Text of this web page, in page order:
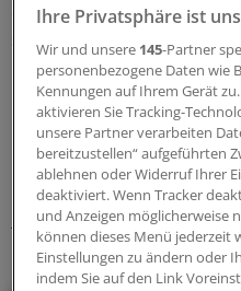
dieAkademisierung der
sie dürfe aber nicht dazu
nicht mehr am Bett
Schlagworte:
Pflege Rettungswesen
Ihr Newsletter zum
Ihre Privatsphäre ist
Wir und unsere 145-Partner
personenbezogene Daten wie
Kennungen auf Ihrem Gerät
aktivieren Sie Tracking-
unsere Partner verarbeiten
bereitzustellen“ aufgeführten
ablehnen oder Widerruf Ihrer
deaktiviert. Wenn Tracker
und Anzeigen möglicherweise
können dieses Menü jederzeit
Einstellungen zu ändern oder
indem Sie auf den Link